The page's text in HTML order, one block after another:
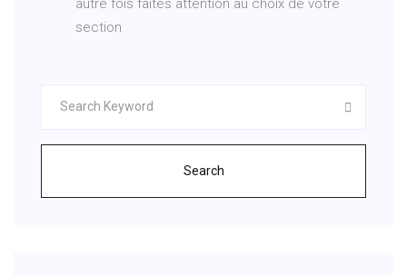
autre fois faites attention au choix de votre
section
Search